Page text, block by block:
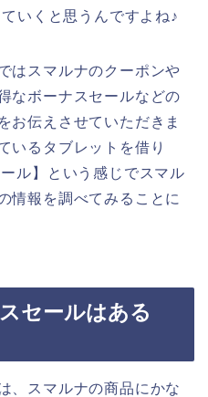
いくと思うんですよね♪
はスマルナのクーポンや
なボーナスセールなどの
お伝えさせていただきま
いるタブレットを借り
ル】という感じでスマル
情報を調べてみることに
セールはある
、スマルナの商品にかな